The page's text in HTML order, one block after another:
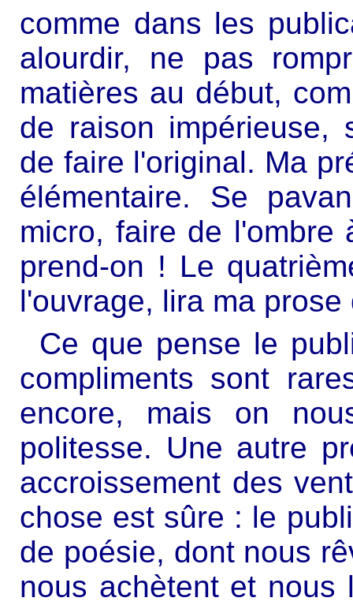
comme dans les
alourdir, ne pas
matières au début,
de raison impérieuse,
de faire l'original. Ma
élémentaire. Se
micro, faire de
prend-on ! Le
l'ouvrage, lira ma
Ce que pense le
compliments sont
encore, mais on
politesse. Une autre
accroissement des
chose est sûre : le
de poésie, dont nous
nous achètent et nous